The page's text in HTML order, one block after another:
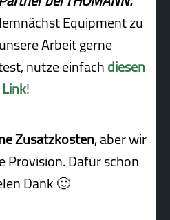
Equipment zu
Arbeit gerne
nutze einfachdiesen
Link!
Zusatzkosten, aber wir
Pro­vi­sion. Dafür schon
Dank 🙂